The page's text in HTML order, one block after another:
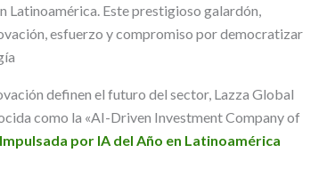
Este prestigioso galardón,
esfuerzo y compromiso por democratizar
definen el futuro del sector, Lazza Global
como la «AI-Driven Investment Company of
por IA del Año en Latinoamérica